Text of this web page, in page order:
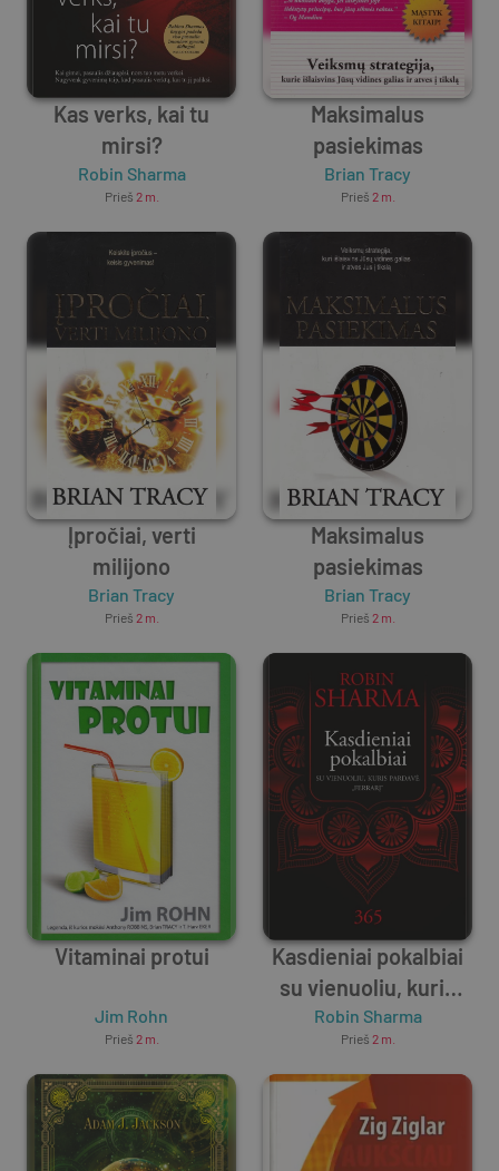
Kas verks, kai tu
mirsi?
Robin Sharma
Prieš 2 m.
Maksimalus
pasiekimas
Brian Tracy
Prieš 2 m.
Įpročiai, verti
milijono
Brian Tracy
Prieš 2 m.
Maksimalus
pasiekimas
Brian Tracy
Prieš 2 m.
Vitaminai protui
Jim Rohn
Prieš 2 m.
Kasdieniai pokalbiai
su vienuoliu, kuris
pardavė „Ferrarį“ 365
Robin Sharma
Prieš 2 m.